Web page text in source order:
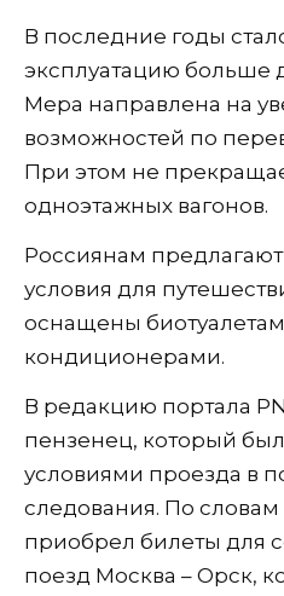
В последние годы
эксплуатацию больше
Мера направлена на
возможностей по
При этом не
одноэтажных вагонов.
Россиянам
условия для
оснащены
кондиционерами.
В редакцию портала
пензенец, который
условиями проезда в
следования. По
приобрел билеты для
поезд Москва – Орск,